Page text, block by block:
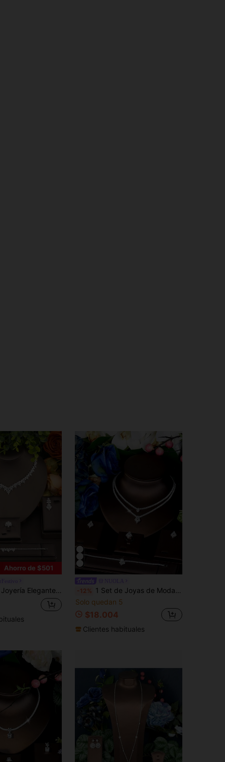
Ahorro de $501
para Bodas y Fiestas, Incluye 1 Par de Aretes, 1 Collar, 1 Pulsera, 1 Anillo, Sin Caja de Regalo -12% 1 Set de Joyas de Moda con Decoración de Espiga de Trigo de Circonita Cúbica Adecuado para el Uso Diario de la Mujer
Solo quedan 5
$18.004
Clientes habituales